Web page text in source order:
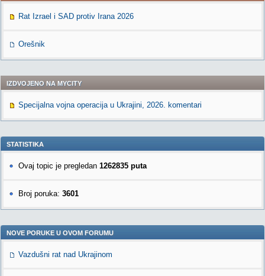
Rat Izrael i SAD protiv Irana 2026
Orešnik
IZDVOJENO NA MYCITY
Specijalna vojna operacija u Ukrajini, 2026. komentari
STATISTIKA
Ovaj topic je pregledan 1262835 puta
Broj poruka: 3601
NOVE PORUKE U OVOM FORUMU
Vazdušni rat nad Ukrajinom